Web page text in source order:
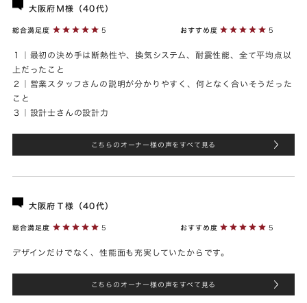
大阪府Ｍ様（40代）
総合満足度 5 おすすめ度 5
１｜最初の決め手は断熱性や、換気システム、耐震性能、全て平均点以
上だったこと
２｜営業スタッフさんの説明が分かりやすく、何となく合いそうだった
こと
３｜設計士さんの設計力
こちらのオーナー様の声をすべて見る
大阪府Ｔ様（40代）
総合満足度 5 おすすめ度 5
デザインだけでなく、性能面も充実していたからです。
こちらのオーナー様の声をすべて見る